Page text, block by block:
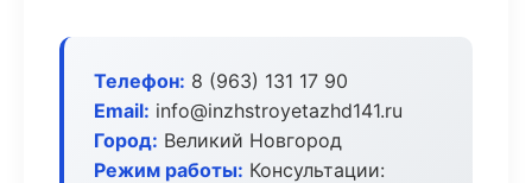
Телефон: 8 (963) 131 17 90
Email: info@inzhstroyetazhd141.ru
Город: Великий Новгород
Режим работы: Консультации: